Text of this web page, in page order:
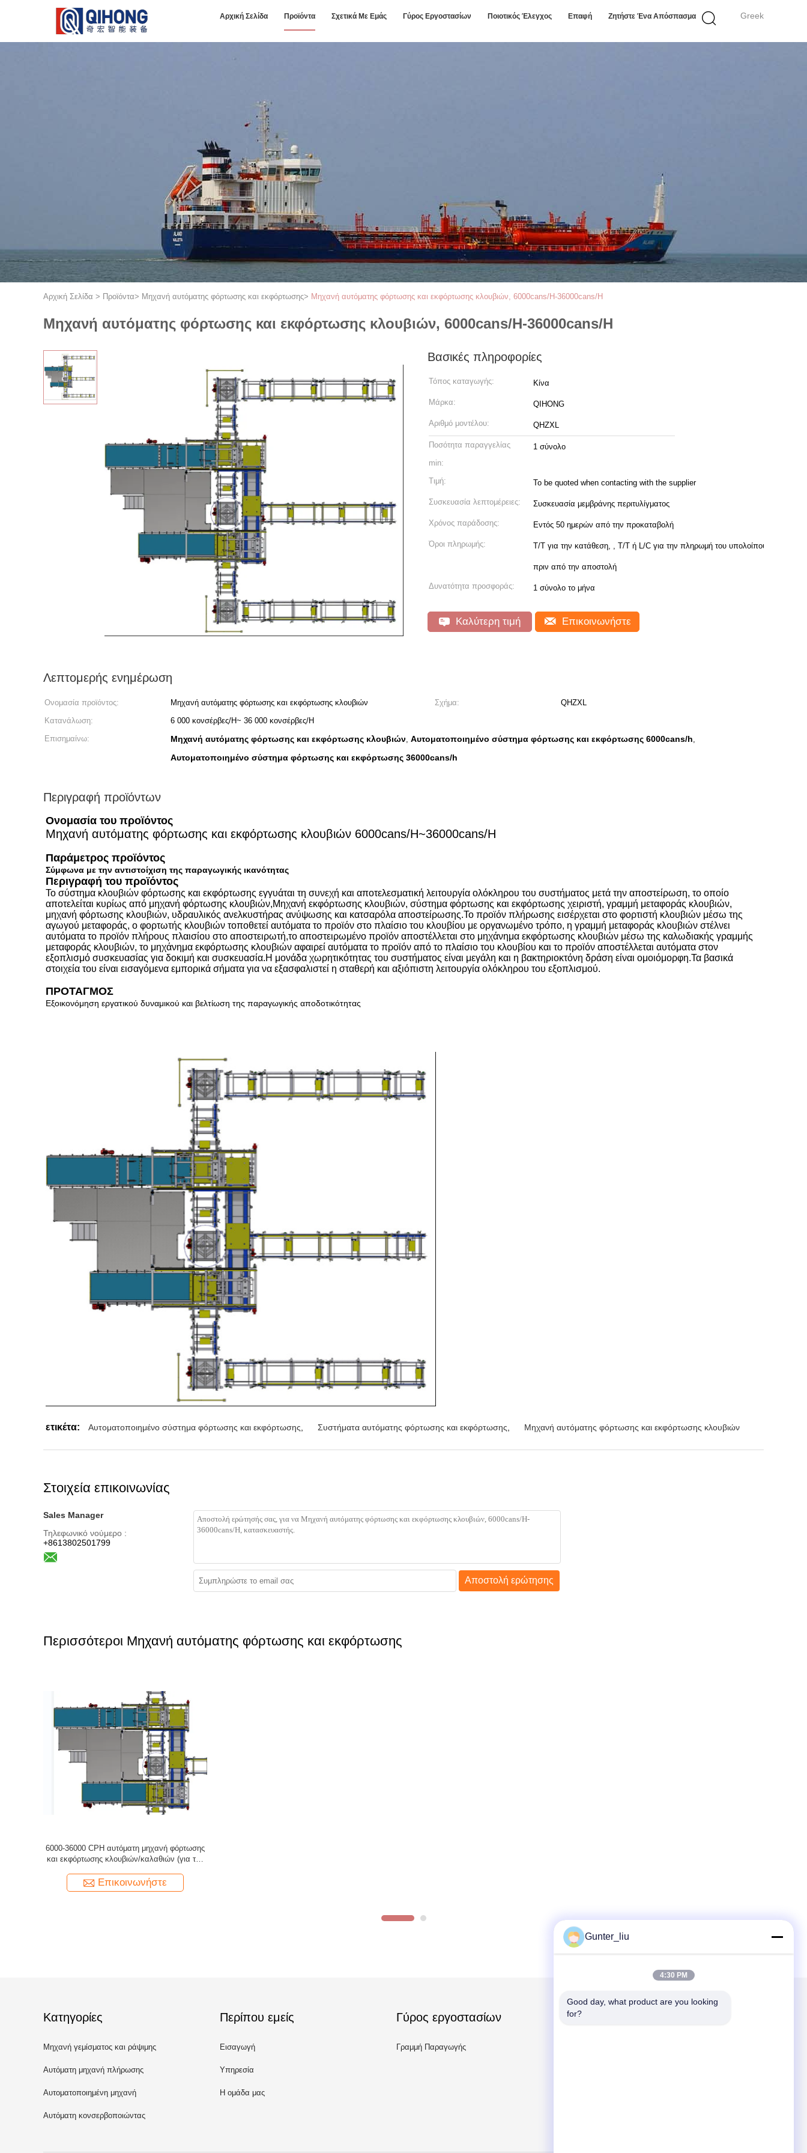
Greek
Αρχική Σελίδα Προϊόντα Σχετικά Με Εμάς Γύρος Εργοστασίων Ποιοτικός Έλεγχος Επαφή Ζητήστε Ένα Απόσπασμα
Αρχική Σελίδα > Προϊόντα> Μηχανή αυτόματης φόρτωσης και εκφόρτωσης> Μηχανή αυτόματης φόρτωσης και εκφόρτωσης κλουβιών, 6000cans/H-36000cans/H
Μηχανή αυτόματης φόρτωσης και εκφόρτωσης κλουβιών, 6000cans/H-36000cans/H
Βασικές πληροφορίες
Τόπος καταγωγής: Κίνα
Μάρκα: QIHONG
Αριθμό μοντέλου: QHZXL
Ποσότητα παραγγελίας
min:
1 σύνολο
Τιμή: To be quoted when contacting with the supplier
Συσκευασία λεπτομέρειες: Συσκευασία μεμβράνης περιτυλίγματος
Χρόνος παράδοσης: Εντός 50 ημερών από την προκαταβολή
Όροι πληρωμής: T/T για την κατάθεση, , T/T ή L/C για την πληρωμή του υπολοίπου
πριν από την αποστολή
Δυνατότητα προσφοράς: 1 σύνολο το μήνα
Καλύτερη τιμή Επικοινωνήστε
Λεπτομερής ενημέρωση
Ονομασία προϊόντος: Μηχανή αυτόματης φόρτωσης και εκφόρτωσης κλουβιών Σχήμα:
QHZXL
Κατανάλωση:
6 000 κονσέρβες/H~ 36 000 κονσέρβες/H
Επισημαίνω:
Μηχανή αυτόματης φόρτωσης και εκφόρτωσης κλουβιών, Αυτοματοποιημένο σύστημα φόρτωσης και εκφόρτωσης 6000cans/h,
Αυτοματοποιημένο σύστημα φόρτωσης και εκφόρτωσης 36000cans/h
Περιγραφή προϊόντων
Ονομασία του προϊόντος
Μηχανή αυτόματης φόρτωσης και εκφόρτωσης κλουβιών 6000cans/H~36000cans/H
Παράμετρος προϊόντος
Σύμφωνα με την αντιστοίχιση της παραγωγικής ικανότητας
Περιγραφή του προϊόντος
Το σύστημα κλουβιών φόρτωσης και εκφόρτωσης εγγυάται τη συνεχή και αποτελεσματική λειτουργία ολόκληρου του συστήματος μετά την αποστείρωση, το οποίο
αποτελείται κυρίως από μηχανή φόρτωσης κλουβιών,Μηχανή εκφόρτωσης κλουβιών, σύστημα φόρτωσης και εκφόρτωσης χειριστή, γραμμή μεταφοράς κλουβιών,
μηχανή φόρτωσης κλουβιών, υδραυλικός ανελκυστήρας ανύψωσης και κατσαρόλα αποστείρωσης.Το προϊόν πλήρωσης εισέρχεται στο φορτιστή κλουβιών μέσω της
αγωγού μεταφοράς, ο φορτωτής κλουβιών τοποθετεί αυτόματα το προϊόν στο πλαίσιο του κλουβίου με οργανωμένο τρόπο, η γραμμή μεταφοράς κλουβιών στέλνει
αυτόματα το προϊόν πλήρους πλαισίου στο αποστειρωτή,το αποστειρωμένο προϊόν αποστέλλεται στο μηχάνημα εκφόρτωσης κλουβιών μέσω της καλωδιακής γραμμής
μεταφοράς κλουβιών, το μηχάνημα εκφόρτωσης κλουβιών αφαιρεί αυτόματα το προϊόν από το πλαίσιο του κλουβίου και το προϊόν αποστέλλεται αυτόματα στον
εξοπλισμό συσκευασίας για δοκιμή και συσκευασία.Η μονάδα χωρητικότητας του συστήματος είναι μεγάλη και η βακτηριοκτόνη δράση είναι ομοιόμορφη.Τα βασικά
στοιχεία του είναι εισαγόμενα εμπορικά σήματα για να εξασφαλιστεί η σταθερή και αξιόπιστη λειτουργία ολόκληρου του εξοπλισμού.
ΠΡΟΤΑΓΜΟΣ
Εξοικονόμηση εργατικού δυναμικού και βελτίωση της παραγωγικής αποδοτικότητας
ετικέτα: Αυτοματοποιημένο σύστημα φόρτωσης και εκφόρτωσης Συστήματα αυτόματης φόρτωσης και εκφόρτωσης Μηχανή αυτόματης φόρτωσης και εκφόρτωσης κλουβιών
Στοιχεία επικοινωνίας
Sales Manager
Τηλεφωνικό νούμερο :
+8613802501799
Αποστολή ερώτησης
Περισσότεροι Μηχανή αυτόματης φόρτωσης και εκφόρτωσης
6000-36000 CPH αυτόματη μηχανή φόρτωσης
και εκφόρτωσης κλουβιών/καλαθιών (για την
Επικοινωνήστε
Κατηγορίες
Μηχανή γεμίσματος και ράψιμης
Αυτόματη μηχανή πλήρωσης
δοχείων
Αυτοματοποιημένη μηχανή
ραπτικής κονσερβοειδών
Αυτόματη κονσερβοποιώντας
Περίπου εμείς
Εισαγωγή
Υπηρεσία
Η ομάδα μας
Γύρος εργοστασίων
Γραμμή Παραγωγής
Στείλτε μας μήνυμα
Gunter_liu
4:30 PM
Good day, what product are you looking
for?